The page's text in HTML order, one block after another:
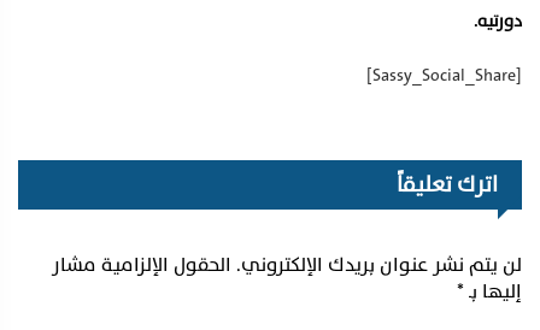
دورتيه.
[Sassy_Social_Share]
اترك تعليقاً
لن يتم نشر عنوان بريدك الإلكتروني. الحقول الإلزامية مشار
إليها بـ*